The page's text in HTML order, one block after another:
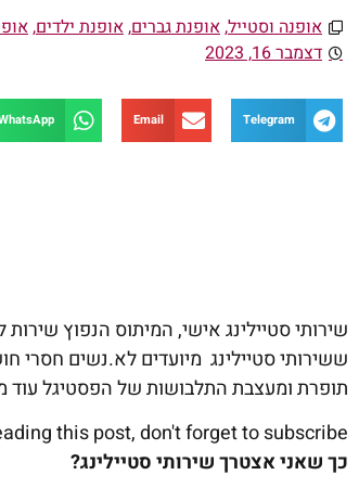
אופנה וסטייל,אופנת גברים,אופנת ילדים,
דצמבר 16, 2023
Telegram
Email
שירותי סטיילינג אישי, המיתוס הנפוץ
ששירותי סטיילינג מיועדים לא.נשים חסרי
תופרת ומעצבת התלבושות של הפסטיגל עוד
this post, don't forget to subscribe!
כך שאני אצטרך שירותי סטיילינג?